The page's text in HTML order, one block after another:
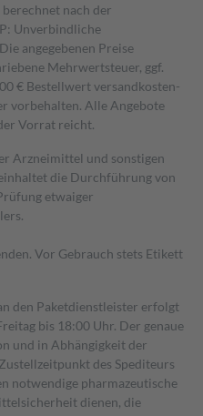
nach der
Unverbindliche
angegebenen Preise
Mehrwertsteuer, ggf.
€ Bestell­wert versand­kosten­
vorbehalten. Alle Angebote
Vorrat reicht.
Arzneimittel und sonstigen
die Durchführung von
etwaiger
Vor Gebrauch stets Etikett
den Paketdienstleister erfolgt
bis 18:00 Uhr. Der genaue
und in Abhängigkeit der
des Spediteurs
notwendige pharmazeutische
dienen, die